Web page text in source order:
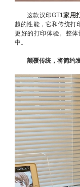
这款汉印GT1家用
越的性能，它和传统打
更好的打印体验。整
中。
颠覆传统，将简约